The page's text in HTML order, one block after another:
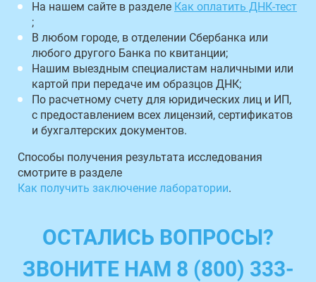
На нашем сайте в разделе Как оплатить ДНК-тест
;
В любом городе, в отделении Сбербанка или
любого другого Банка по квитанции;
Нашим выездным специалистам наличными или
картой при передаче им образцов ДНК;
По расчетному счету для юридических лиц и ИП,
с предоставлением всех лицензий, сертификатов
и бухгалтерских документов.
Способы получения результата исследования
смотрите в разделе
Как получить заключение лаборатории.
ОСТАЛИСЬ ВОПРОСЫ?
ЗВОНИТЕ НАМ 8 (800) 333-